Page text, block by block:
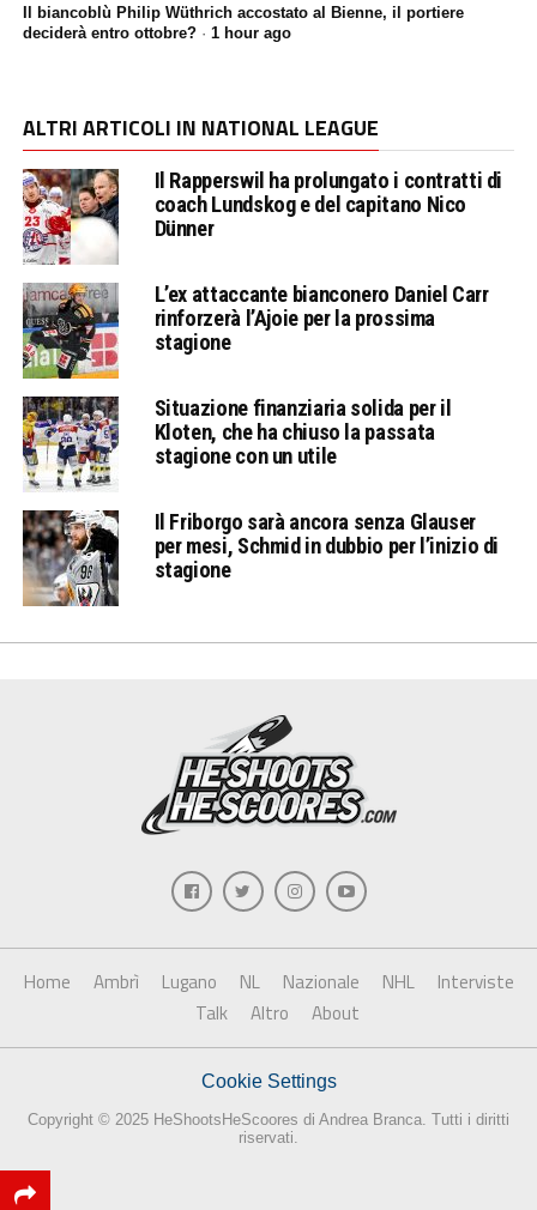
Il biancoblù Philip Wüthrich accostato al Bienne, il portiere
deciderà entro ottobre?· 1 hour ago
ALTRI ARTICOLI IN NATIONAL LEAGUE
Il Rapperswil ha prolungato i contratti di
coach Lundskog e del capitano Nico
Dünner
L’ex attaccante bianconero Daniel Carr
rinforzerà l’Ajoie per la prossima
stagione
Situazione finanziaria solida per il
Kloten, che ha chiuso la passata
stagione con un utile
Il Friborgo sarà ancora senza Glauser
per mesi, Schmid in dubbio per l’inizio di
stagione
Home Ambrì Lugano NL Nazionale NHL
Interviste
Talk
Altro About
Cookie Settings
Copyright © 2025 HeShootsHeScoores di Andrea Branca. Tutti i diritti
riservati.